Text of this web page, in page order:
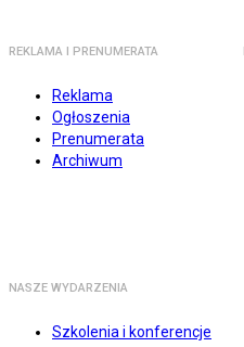
REKLAMA I PRENUMERATA
Reklama
Ogłoszenia
Prenumerata
Archiwum
NASZE WYDARZENIA
Szkolenia i konferencje